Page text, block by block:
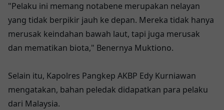
"Pelaku ini memang notabene merupakan nelayan
yang tidak berpikir jauh ke depan. Mereka tidak hanya
merusak keindahan bawah laut, tapi juga merusak
dan mematikan biota," Benernya Muktiono.
Selain itu, Kapolres Pangkep AKBP Edy Kurniawan
mengatakan, bahan peledak didapatkan para pelaku
dari Malaysia.